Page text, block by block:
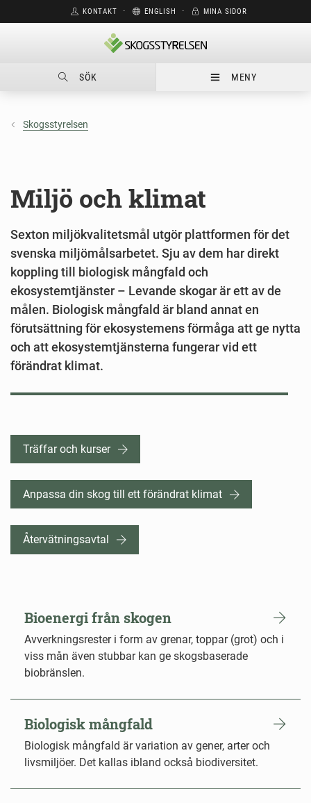
KONTAKT ⋅ ENGLISH ⋅ MINA SIDOR
SÖK MENY
Skogsstyrelsen
Miljö och klimat
Sexton miljökvalitetsmål utgör plattformen för det
svenska miljömålsarbetet. Sju av dem har direkt
koppling till biologisk mångfald och
ekosystemtjänster – Levande skogar är ett av de
målen. Biologisk mångfald är bland annat en
förutsättning för ekosystemens förmåga att ge nytta
och att ekosystemtjänsterna fungerar vid ett
förändrat klimat.
Hitta
direkt
Träffar och kurser
Anpassa din skog till ett förändrat klimat
Återvätningsavtal
Bioenergi från skogen
Avverkningsrester i form av grenar, toppar (grot) och i
viss mån även stubbar kan ge skogsbaserade
biobränslen.
Biologisk mångfald
Biologisk mångfald är variation av gener, arter och
livsmiljöer. Det kallas ibland också biodiversitet.